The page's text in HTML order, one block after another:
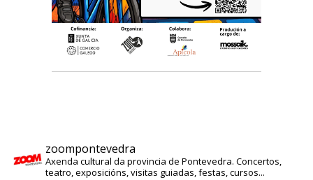
zoompontevedra
Axenda cultural da provincia de Pontevedra. Concertos,
teatro, exposicións, visitas guiadas, festas, cursos...